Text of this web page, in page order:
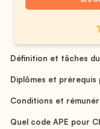
Définition et tâches
Diplômes et
Conditions et
Quel code APE pour